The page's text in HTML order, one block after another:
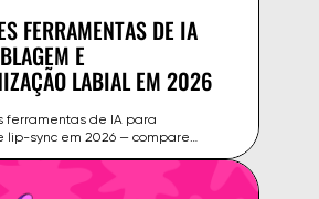
FERRAMENTAS DE IA
E
LABIAL EM 2026
ferramentas de IA para
lip-sync em 2026 — compare
Rask AI e mais em
preço e integração com o